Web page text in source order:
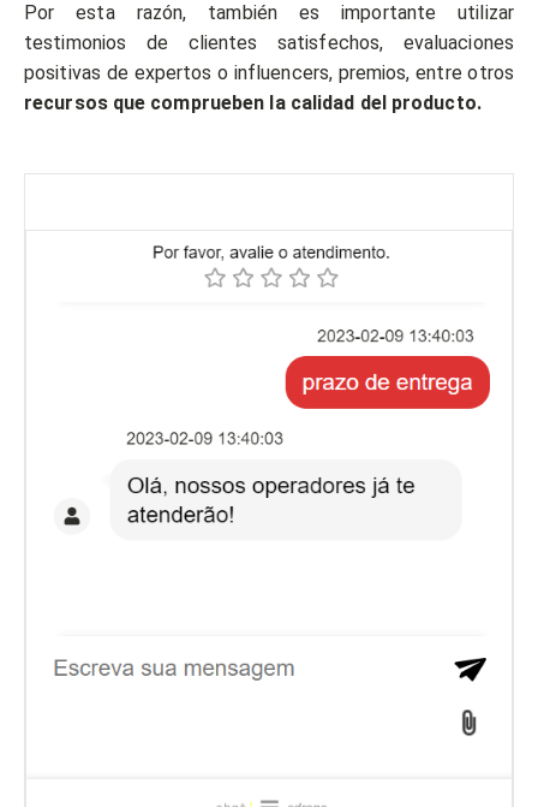
Por esta razón, también es importante utilizar
testimonios de clientes satisfechos, evaluaciones
positivas de expertos o influencers, premios, entre otros
recursos que comprueben la calidad del producto.